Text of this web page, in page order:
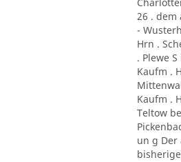
26 . dem
-
Hrn .
. Plewe
Kaufm .
Kaufm .
Teltow
un g Der